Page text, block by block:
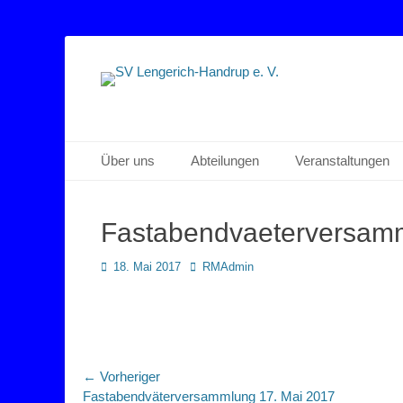
SV Lengerich-
Sportverein Lengerich Handrup
Primäres Menü
Zum
Inhalt
Über uns Abteilungen Veranstaltungen
Posted
18. Mai 2017 AutorRMAdmin
Beitragsnavigation
← Vorheriger
Vorheriger
Fastabendväterversammlung 17. Mai 2017